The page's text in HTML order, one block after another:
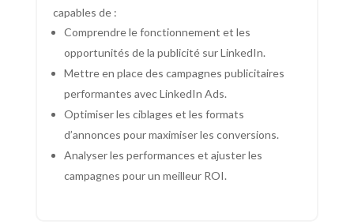
capables de :
Comprendre le fonctionnement et les
opportunités de la publicité sur LinkedIn.
Mettre en place des campagnes publicitaires
performantes avec LinkedIn Ads.
Optimiser les ciblages et les formats
d’annonces pour maximiser les conversions.
Analyser les performances et ajuster les
campagnes pour un meilleur ROI.